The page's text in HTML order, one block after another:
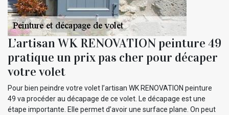
L’artisan WK RENOVATION peinture 49
pratique un prix pas cher pour décaper
votre volet
Pour bien peindre votre volet l’artisan WK RENOVATION peinture
49 va procéder au décapage de ce volet. Le décapage est une
étape importante. Elle permet d’avoir une surface plane. On peut